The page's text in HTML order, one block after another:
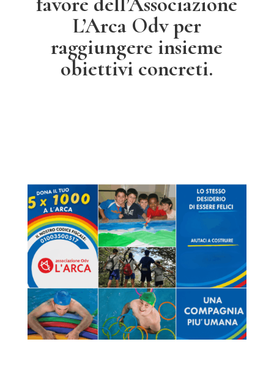
L’Arca Odv per
raggiungere insieme
obiettivi concreti.